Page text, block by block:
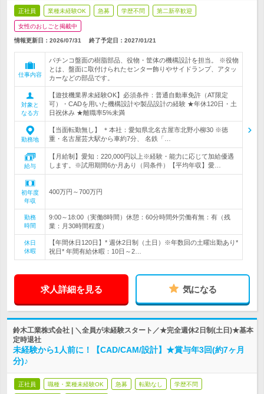
正社員 業種未経験OK 急募 学歴不問 第二新卒歓迎
女性のおしごと掲載中
情報更新日：2026/07/31 終了予定日： 2027/01/21
仕事内容
パチンコ盤面の樹脂部品、役物・筐体の機構設計を担当。 ※役物
とは、盤面に取付けられたセンター飾りやサイドランプ、アタッ
カーなどの部品です。
対象と
なる方
【遊技機業界未経験OK】必須条件：普通自動車免許（AT限定
可）・CADを用いた機構設計や製品設計の経験 ★年休120日・土
日祝休み ★離職率5%未満
勤務地
【当面転勤無し】 ＊本社：愛知県北名古屋市北野小柳30 ※徳
重・名古屋芸大駅から車約7分、 名鉄「…
給与
【月給制】愛知：220,000円以上※経験・能力に応じて加給優遇
します。※試用期間6か月あり（同条件）【平均年収】愛…
初年度
年収
400万円～700万円
勤務
時間
9:00～18:00（実働8時間）休憩：60分時間外労働有無：有（残
業：月30時間程度）
休日
休暇
【年間休日120日】* 週休2日制（土日）※年数回の土曜出勤あり*
祝日* 年間有給休暇：10日～2…
求人詳細を見る 気になる
鈴木工業株式会社 | ＼全員が未経験スタート／★完全週休2日制(土日)★基本
定時退社
未経験から1人前に！【CAD/CAM/設計】★賞与年3回(約7ヶ月
分)♪
正社員 職種・業種未経験OK 急募 転勤なし 学歴不問